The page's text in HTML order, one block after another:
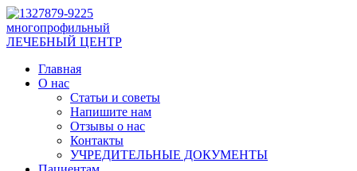
многопрофильный
ЛЕЧЕБНЫЙ ЦЕНТР
Главная
О нас
Статьи и советы
Напишите нам
Отзывы о нас
Контакты
УЧРЕДИТЕЛЬНЫЕ ДОКУМЕНТЫ